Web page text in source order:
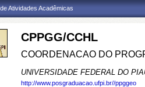
Atividades Acadêmicas
CPPGG/CCHL
COORDENACAO DO
UNIVERSIDADE FEDERAL DO
http://www.posgraduacao.ufpi.br//ppggeo